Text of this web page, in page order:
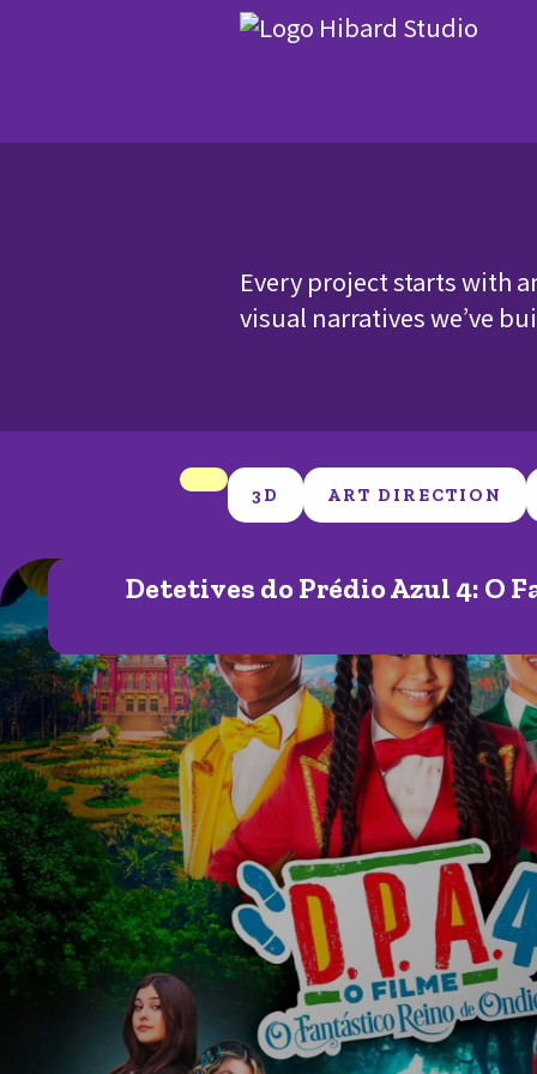
Every project starts with
visual narratives we’ve
3D ART DIRECTION
Detetives do Prédio Azul 4: O